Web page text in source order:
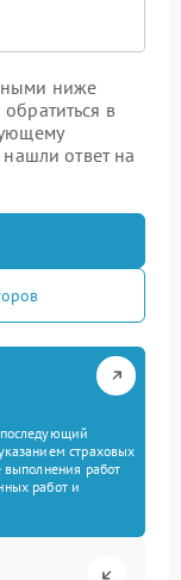
ниже
в
ответ на
последующий
страховых
выполнения работ
работ и